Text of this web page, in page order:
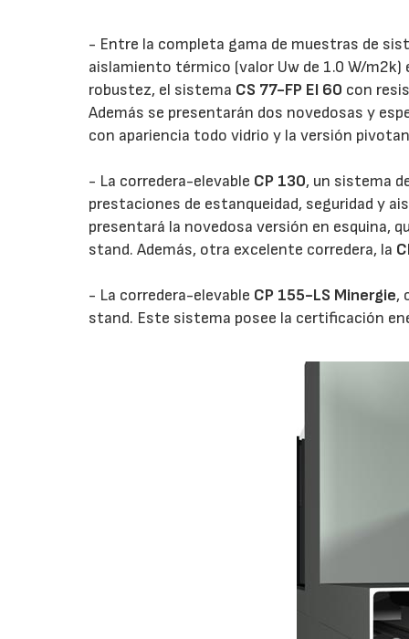
- Entre la completa gama de muestras de
aislamiento térmico (valor Uw de 1.0 W/
robustez, el sistema CS 77-FP EI 60 con
Además se presentarán dos novedosas y
con apariencia todo vidrio y la versión
- La corredera-elevable CP 130, un sistema
prestaciones de estanqueidad, seguridad y
presentará la novedosa versión en esquina,
stand. Además, otra excelente corredera, la
- La corredera-elevable CP 155-LS Minergie,
stand. Este sistema posee la certificación